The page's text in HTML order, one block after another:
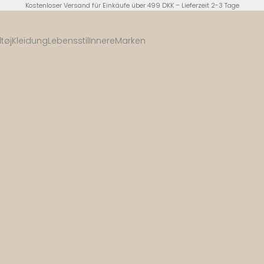
Kostenloser Versand für Einkäufe über 499 DKK – Lieferzeit 2-3 Tage
KleidungLebensstilInnereMarken